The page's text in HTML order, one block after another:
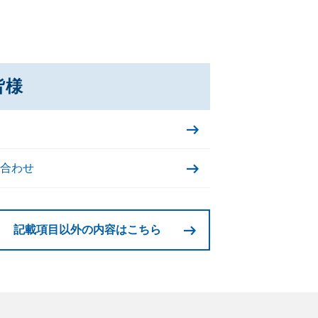
様
わせ
記載項目以外の内容はこちら